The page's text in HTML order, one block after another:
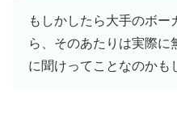
もしかしたら大手のボー
ら、そのあたりは実際に
に聞けってことなのかも